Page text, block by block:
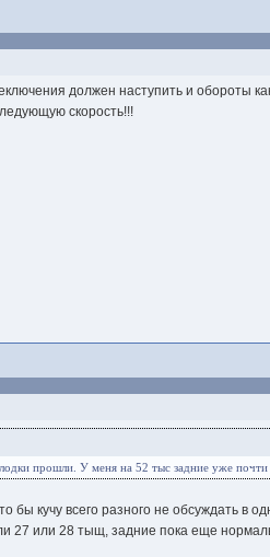
должен наступить и обороты
скорость!!!
прошли. У меня на 52 тыс задние уже
бы кучу всего разного не обсуждать в
27 или 28 тыщ, задние пока еще